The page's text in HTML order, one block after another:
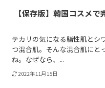
【保存版】韓国コスメ
テカリの気になる脂性肌とシ
つ混合肌。そんな混合肌にと
ね。なぜなら、...
2022年11月15日